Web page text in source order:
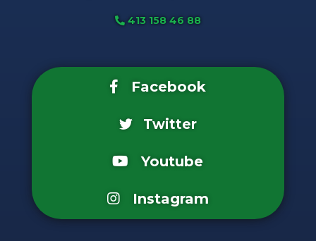
413 158 46 88
Facebook
Twitter
Youtube
Instagram